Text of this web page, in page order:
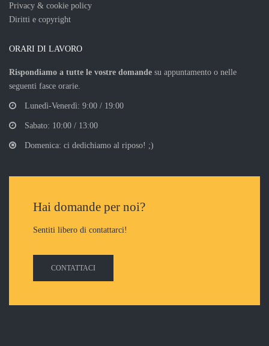
Privacy & cookie policy
Diritti e copyright
ORARI DI LAVORO
Rispondiamo a tutte le vostre domande su appuntamento o nelle
seguenti fasce orarie.
Lunedì-Venerdì: 9:00 / 19:00
Sabato: 10:00 / 13:00
Domenica: ci dedichiamo al riposo! ;)
Hai domande per noi?
Sentiti libero di contattarci!
CONTATTACI